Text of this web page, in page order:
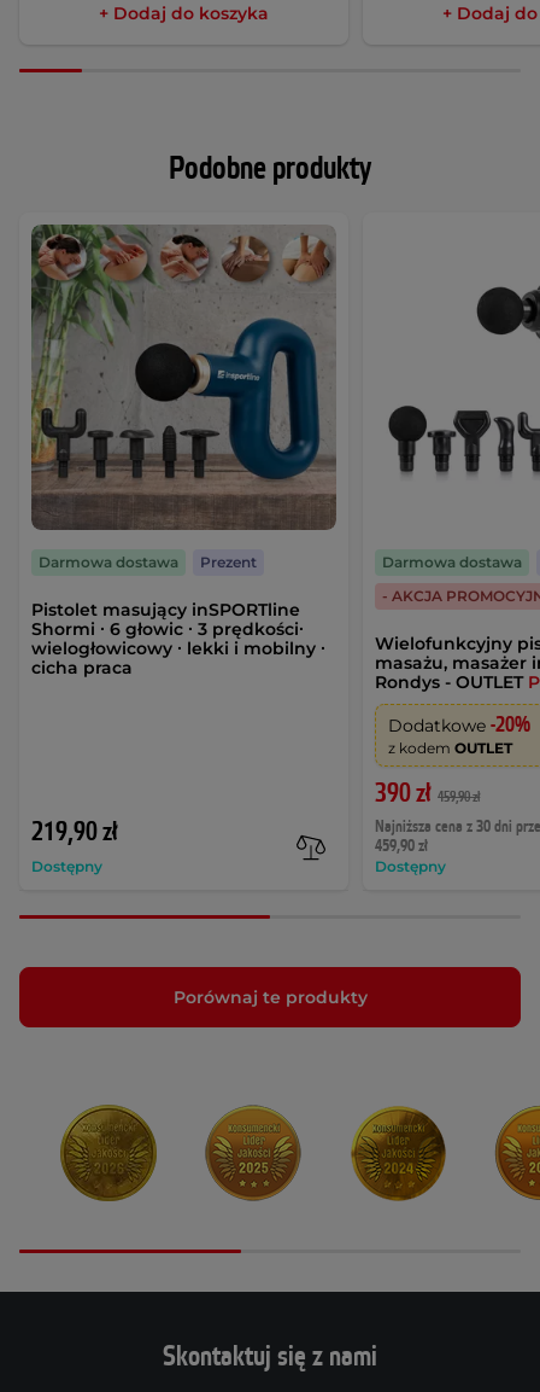
+ Dodaj do koszyka + Dodaj
Podobne produkty
Pistolet masujący inSPORTline
Shormi ∙ 6 głowic ∙ 3 prędkości∙
wielogłowicowy ∙ lekki i mobilny ∙
cicha praca
219,90 zł
Dostępny
Darmowa dostawa Prezent
Wielofunkcyjny
masażu, masażer
Rondys - OUTLET
Dodatkowe -20%
z kodemOUTLET
390 zł 459,90 zł
Najniższa cena z 30 dni
459,90 zł
Dostępny
Darmowa dostawa
- AKCJA
Porównaj te produkty
Skontaktuj się z nami